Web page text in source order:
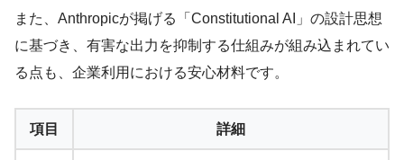
また、Anthropicが掲げる「Constitutional AI」の設計思想
に基づき、有害な出力を抑制する仕組みが組み込まれてい
る点も、企業利用における安心材料です。
項目 詳細